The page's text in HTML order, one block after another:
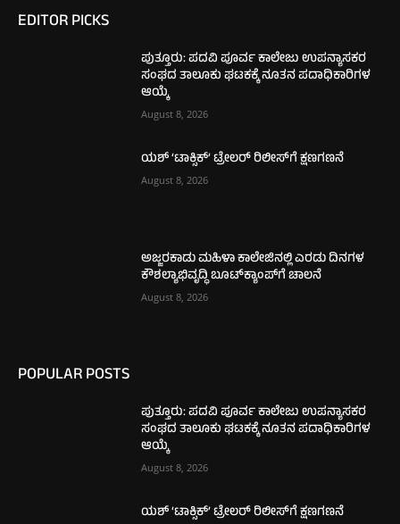
EDITOR PICKS
ಪುತ್ತೂರು: ಪದವಿ ಪೂರ್ವ ಕಾಲೇಜು ಉಪನ್ಯಾಸಕರ
ಸಂಘದ ತಾಲೂಕು ಘಟಕಕ್ಕೆ ನೂತನ ಪದಾಧಿಕಾರಿಗಳ
ಆಯ್ಕೆ
August 8, 2026
ಯಶ್ ‘ಟಾಕ್ಸಿಕ್’ ಟ್ರೇಲರ್ ರಿಲೀಸ್‌ಗೆ ಕ್ಷಣಗಣನೆ
August 8, 2026
ಅಜ್ಜರಕಾಡು ಮಹಿಳಾ ಕಾಲೇಜಿನಲ್ಲಿ ಎರಡು ದಿನಗಳ
ಕೌಶಲ್ಯಾಭಿವೃದ್ಧಿ ಬೂಟ್‌ಕ್ಯಾಂಪ್‌ಗೆ ಚಾಲನೆ
August 8, 2026
POPULAR POSTS
ಪುತ್ತೂರು: ಪದವಿ ಪೂರ್ವ ಕಾಲೇಜು ಉಪನ್ಯಾಸಕರ
ಸಂಘದ ತಾಲೂಕು ಘಟಕಕ್ಕೆ ನೂತನ ಪದಾಧಿಕಾರಿಗಳ
ಆಯ್ಕೆ
August 8, 2026
ಯಶ್ ‘ಟಾಕ್ಸಿಕ್’ ಟ್ರೇಲರ್ ರಿಲೀಸ್‌ಗೆ ಕ್ಷಣಗಣನೆ